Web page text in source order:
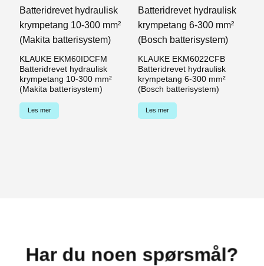
KLAUKE EKM60IDCFM
Batteridrevet hydraulisk
krympetang 10-300 mm²
(Makita batterisystem)
Les mer
KLAUKE EKM6022CFB
Batteridrevet hydraulisk
krympetang 6-300 mm²
(Bosch batterisystem)
Les mer
Har du noen spørsmål?